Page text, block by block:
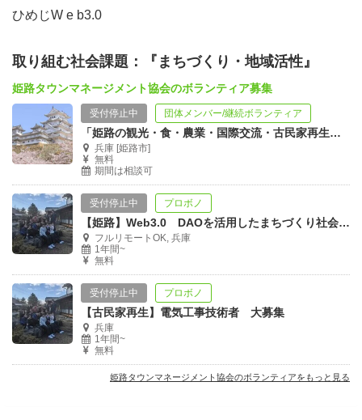
ひめじW e b3.0
取り組む社会課題：『まちづくり・地域活性』
姫路タウンマネージメント協会のボランティア募集
受付停止中 団体メンバー/継続ボランティア
「姫路の観光・食・農業・国際交流・古民家再生及び運営」ボランティア募集
兵庫 [姫路市]
無料
期間は相談可
受付停止中 プロボノ
【姫路】Web3.0 DAOを活用したまちづくり社会実験。実践ボランティア募集
フルリモートOK, 兵庫
1年間~
無料
受付停止中 プロボノ
【古民家再生】電気工事技術者 大募集
兵庫
1年間~
無料
姫路タウンマネージメント協会のボランティアをもっと見る